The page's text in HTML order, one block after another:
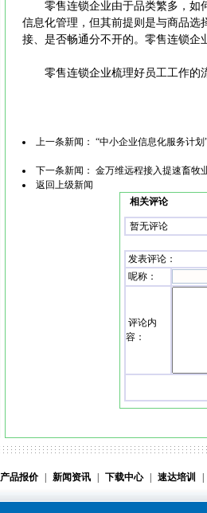
零售连锁企业由于品类繁多，如何
信息化管理，但其前提则是与商品选
接、是否畅通分不开的。零售连锁企
零售连锁企业梳理好员工工作的流
上一条新闻： “中小企业信息化服务计划
下一条新闻： 金万维远程接入提速畜牧
返回上级新闻
相关评论
暂无评论
发表评论 ：
呢称：
评论内
容：
产品报价 新闻资讯 下载中心 速达培训